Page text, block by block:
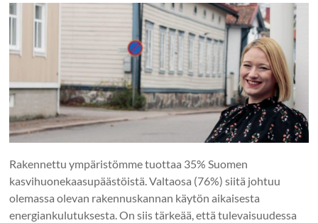
Rakennettu ympäristömme tuottaa 35% Suomen
kasvihuonekaasupäästöistä. Valtaosa (76%) siitä johtuu
olemassa olevan rakennuskannan käytön aikaisesta
energiankulutuksesta. On siis tärkeää, että tulevaisuudessa